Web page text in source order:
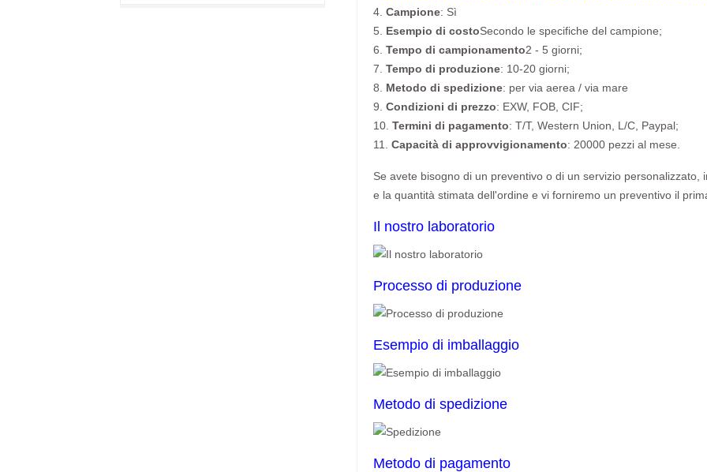
4. Campione: Sì
5. Esempio di costoSecondo le specifiche del campione;
6. Tempo di campionamento2 - 5 giorni;
7. Tempo di produzione: 10-20 giorni;
8. Metodo di spedizione: per via aerea / via mare
9. Condizioni di prezzo: EXW, FOB, CIF;
10. Termini di pagamento: T/T, Western Union, L/C, Paypal;
11. Capacità di approvvigionamento: 20000 pezzi al mese.
Se avete bisogno di un preventivo o di un servizio
e la quantità stimata dell'ordine e vi forniremo un preventivo il
Il nostro laboratorio
Processo di produzione
Esempio di imballaggio
Metodo di spedizione
Metodo di pagamento